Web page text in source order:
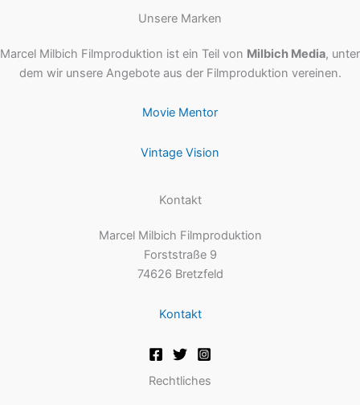
Unsere Marken
Marcel Milbich Filmproduktion ist ein Teil von Milbich Media, unter
dem wir unsere Angebote aus der Filmproduktion vereinen.
Movie Mentor
Vintage Vision
Kontakt
Marcel Milbich Filmproduktion
Forststraße 9
74626 Bretzfeld
Kontakt
Rechtliches